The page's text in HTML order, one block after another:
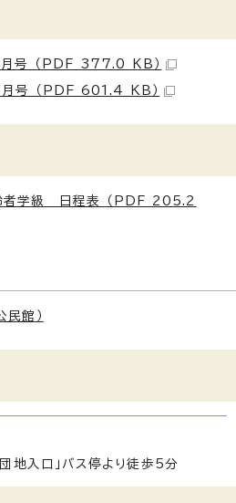
号 （PDF 377.0 KB）
号 （PDF 601.4 KB）
学級 日程表 （PDF 205.2
民館）
地入口」バス停より徒歩5分